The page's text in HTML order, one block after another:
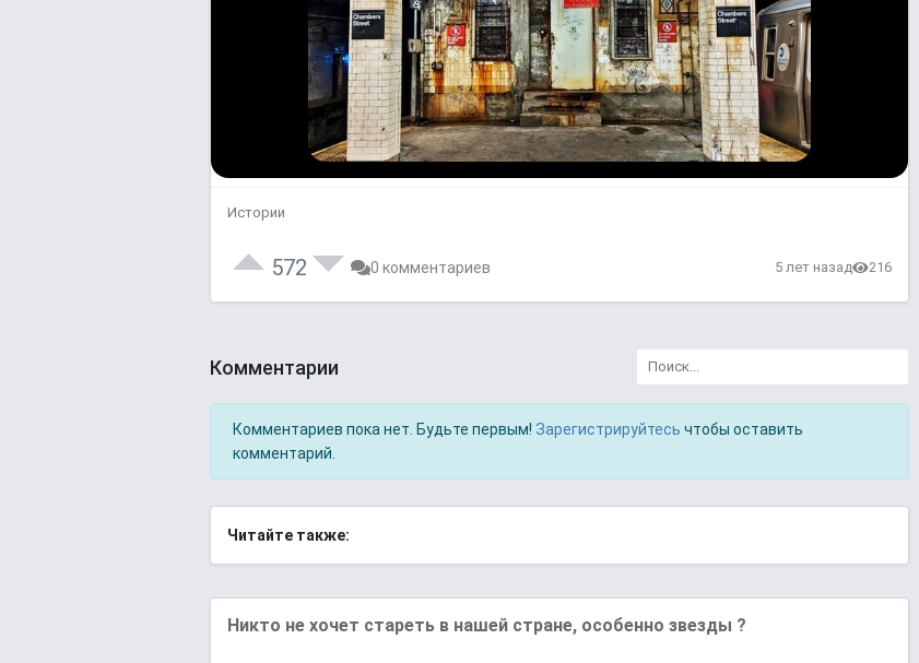
Истории
572 0 комментариев 5 лет назад 216
Комментарии
Комментариев пока нет. Будьте первым! Зарегистрируйтесь чтобы оставить
комментарий.
Читайте также:
Никто не хочет стареть в нашей стране, особенно звезды ?